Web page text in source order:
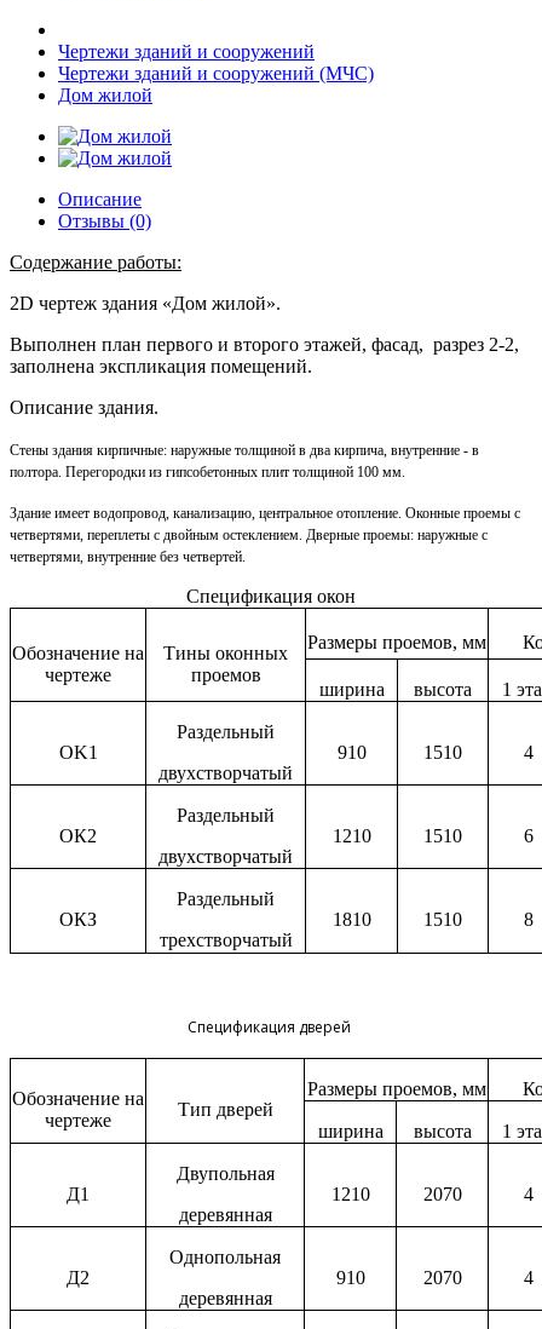
Чертежи зданий и сооружений
Чертежи зданий и сооружений (МЧС)
Дом жилой
Описание
Отзывы (0)
Содержание работы:
2D чертеж здания «Дом жилой».
Выполнен план первого и второго этажей, фасад, разрез 2-2,
заполнена экспликация помещений.
Описание здания.
Стены здания кирпичные: наружные толщиной в два кирпича, внутренние - в
полтора. Перегородки из гипсобетонных плит толщиной 100 мм.
Здание имеет водопровод, канализацию, центральное отопление. Оконные проемы с
четвертями, переплеты с двойным остеклением. Дверные проемы: наружные с
четвертями, внутренние без четвертей.
Спецификация окон
Обозначение на
чертеже
Тины оконных
проемов
Размеры проемов, мм
ширина высота 1
OK1
Раздельный
двухстворчатый
910 1510 4
ОК2
Раздельный
двухстворчатый
1210 1510 6
ОКЗ
Раздельный
трехстворчатый
1810 1510 8
Спецификация дверей
Обозначение на
чертеже
Тип дверей
Размеры проемов, мм
ширина высота 1
Д1
Двупольная
деревянная
1210 2070 4
Д2
Однопольная
деревянная
910 2070 4